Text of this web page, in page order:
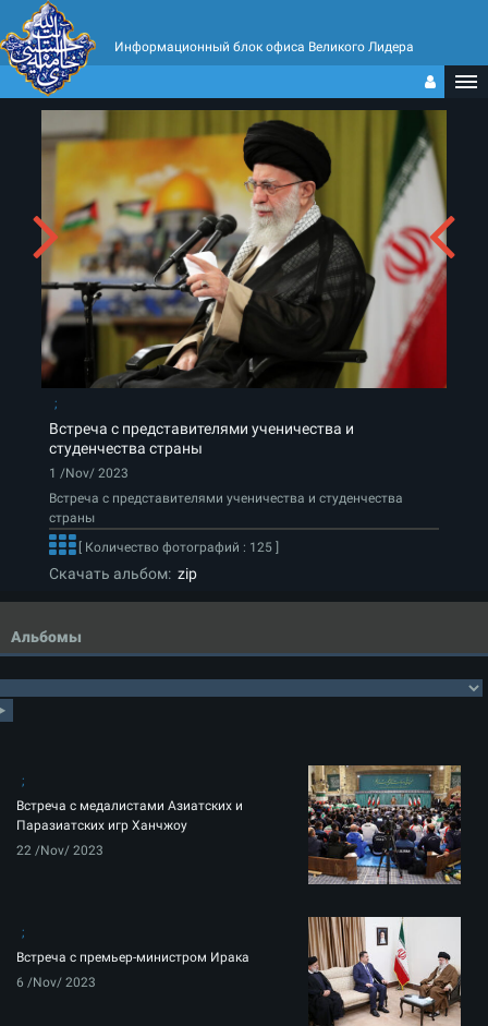
Информационный блок офиса Великого Лидера
Встреча с представителями ученичества и
студенчества страны
1 /Nov/ 2023
Встреча с представителями ученичества и студенчества
страны
[ Количество фотографий : 125 ]
Скачать альбом: zip
Альбомы
Встреча с медалистами Азиатских и
Паразиатских игр Ханчжоу
22 /Nov/ 2023
Встреча с премьер-министром Ирака
6 /Nov/ 2023